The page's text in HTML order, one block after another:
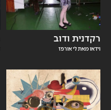
רקדנית ודוב
וידאו מאת לי אורפז